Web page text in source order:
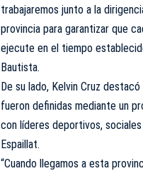
trabajaremos junto a la
provincia para garantizar que
ejecute en el tiempo
Bautista.
De su lado, Kelvin Cruz
fueron definidas mediante un
con líderes deportivos,
Espaillat.
“Cuando llegamos a esta